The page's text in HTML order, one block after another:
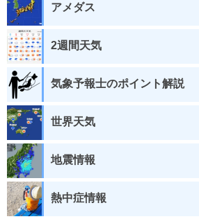
アメダス
2週間天気
気象予報士のポイント解説
世界天気
地震情報
熱中症情報